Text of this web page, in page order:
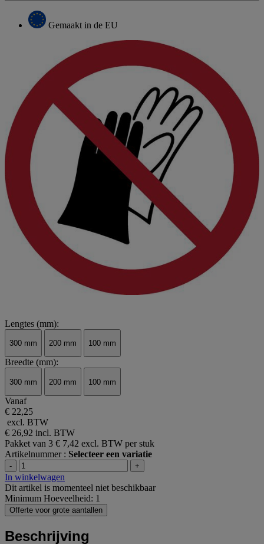
Gemaakt in de EU
Lengtes (mm):
300 mm 200 mm 100 mm
Breedte (mm):
300 mm 200 mm 100 mm
Vanaf
€ 22,25
excl. BTW
€ 26,92 incl. BTW
Pakket van 3 € 7,42 excl. BTW per stuk
Artikelnummer : Selecteer een variatie
- +
In winkelwagen
Dit artikel is momenteel niet beschikbaar
Minimum Hoeveelheid: 1
Offerte voor grote aantallen
Beschrijving